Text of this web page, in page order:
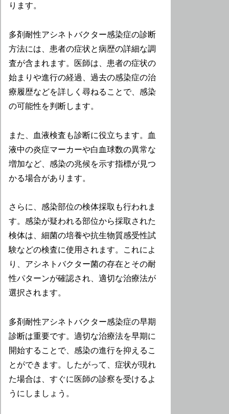
ります。
多剤耐性アシネトバクター感染症の診断
方法には、患者の症状と病歴の詳細な調
査が含まれます。医師は、患者の症状の
始まりや進行の経過、過去の感染症の治
療履歴などを詳しく尋ねることで、感染
の可能性を判断します。
また、血液検査も診断に役立ちます。血
液中の炎症マーカーや白血球数の異常な
増加など、感染の兆候を示す指標が見つ
かる場合があります。
さらに、感染部位の検体採取も行われま
す。感染が疑われる部位から採取された
検体は、細菌の培養や抗生物質感受性試
験などの検査に使用されます。これによ
り、アシネトバクター菌の存在とその耐
性パターンが確認され、適切な治療法が
選択されます。
多剤耐性アシネトバクター感染症の早期
診断は重要です。適切な治療法を早期に
開始することで、感染の進行を抑えるこ
とができます。したがって、症状が現れ
た場合は、すぐに医師の診察を受けるよ
うにしましょう。